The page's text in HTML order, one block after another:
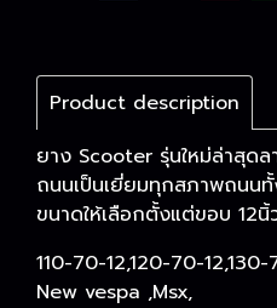
Product description
ยาง Scooter รุ่นใหม่ล่าสุด
ถนนเป็นเยี่ยมทุกสภาพถนน
ขนาดให้เลือกตั้งแต่ขอบ 12
110-70-12,120-70-
New vespa ,Msx,